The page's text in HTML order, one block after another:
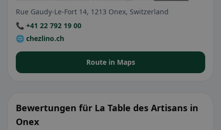
Rue Gaudy-Le-Fort 14, 1213 Onex, Switzerland
📞 +41 22 792 19 00
🌐 chezlino.ch
Route in Maps
Bewertungen für La Table des Artisans in
Onex